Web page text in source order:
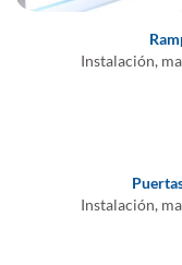
Instalación,
Instalación,